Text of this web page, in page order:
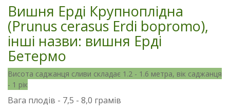
Вишня Ерді Крупноплідна
(Prunus cerasus Erdi bopromo),
інші назви: вишня Ерді
Бетермо
Висота саджанця сливи складає 1.2 - 1.6 метра, вік саджанця
- 1 рік
Вага плодів - 7,5 - 8,0 грамів